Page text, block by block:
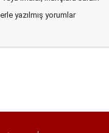
yazılmış yorumlar